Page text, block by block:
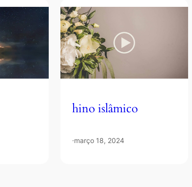
hino islâmico
·março 18, 2024